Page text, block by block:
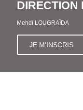
DIRECTION
Mehdi LOUGRAÏDA
JE M'INSCRIS